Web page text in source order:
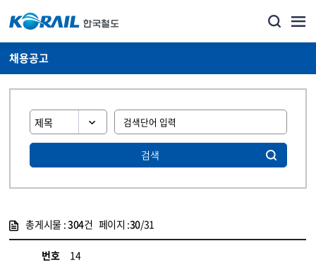
채용공고
검색
총게시물 :304건 페이지 :30/31
번호
14